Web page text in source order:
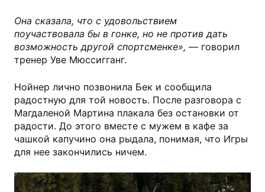
Она сказала, что с удовольствием
поучаствовала бы в гонке, но не против дать
возможность другой спортсменке», — говорил
тренер Уве Мюссигганг.
Нойнер лично позвонила Бек и сообщила
радостную для той новость. После разговора с
Магдаленой Мартина плакала без остановки от
радости. До этого вместе с мужем в кафе за
чашкой капучино она рыдала, понимая, что Игры
для нее закончились ничем.